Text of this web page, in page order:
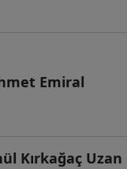
Emiral
Kırkağaç Uzan